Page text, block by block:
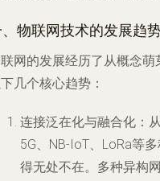
物联网技术的发展趋
网的发展经历了从概念
几个核心趋势：
连接泛在化与融合化 ：
5G、NB-IoT、LoRa等
得无处不在。多种异构